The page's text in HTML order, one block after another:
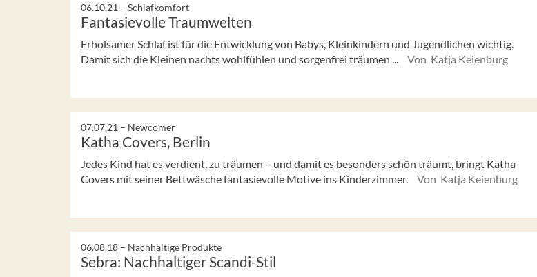
06.10.21 – Schlafkomfort
Fantasievolle Traumwelten
Erholsamer Schlaf ist für die Entwicklung von Babys, Kleinkindern und Jugendlichen wichtig.
Damit sich die Kleinen nachts wohlfühlen und sorgenfrei träumen ...
Von Katja Keienburg
07.07.21 – Newcomer
Katha Covers, Berlin
Jedes Kind hat es verdient, zu träumen – und damit es besonders schön träumt, bringt Katha
Covers mit seiner Bettwäsche fantasievolle Motive ins Kinderzimmer.
Von Katja Keienburg
06.08.18 – Nachhaltige Produkte
Sebra: Nachhaltiger Scandi-Stil